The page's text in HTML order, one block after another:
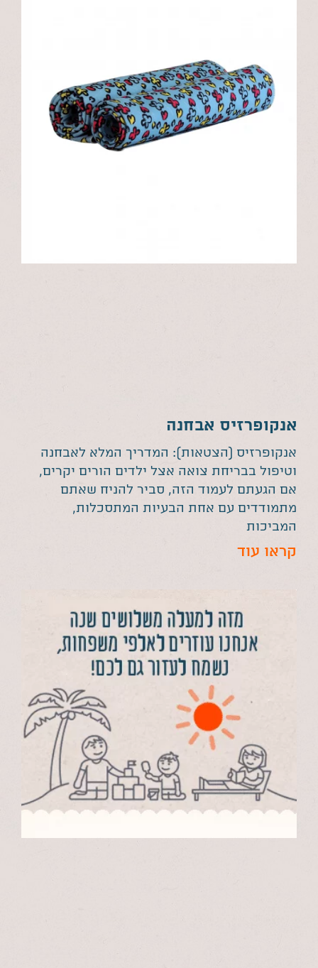
אנקופרזיס אבחנה
אנקופרזיס (הצטאות): המדריך המלא לאבחנה
וטיפול בבריחת צואה אצל ילדים הורים יקרים,
אם הגעתם לעמוד הזה, סביר להניח שאתם
מתמודדים עם אחת הבעיות המתסכלות,
המביכות
קראו עוד